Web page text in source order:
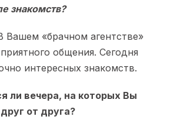
знакомств?
Вашем «брачном агентстве»
общения. Сегодня
интересных знакомств.
ли вечера, на которых Вы
от друга?